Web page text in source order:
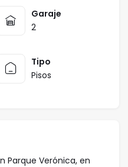
Garaje
2
Tipo
Pisos
Parque Verónica, en